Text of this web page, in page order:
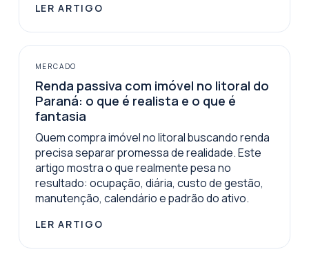
LER ARTIGO
MERCADO
Renda passiva com imóvel no litoral do
Paraná: o que é realista e o que é
fantasia
Quem compra imóvel no litoral buscando renda
precisa separar promessa de realidade. Este
artigo mostra o que realmente pesa no
resultado: ocupação, diária, custo de gestão,
manutenção, calendário e padrão do ativo.
LER ARTIGO